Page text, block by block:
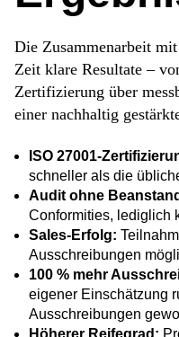
Die Zusammenarbeit
Zeit klare Resultate –
Zertifizierung über
einer nachhaltig
ISO 27001-
schneller als die
Audit ohne
Conformities, lediglich
Sales-Erfolg:
Ausschreibungen
100 % mehr
eigener Einschätzung
Ausschreibungen
Höherer Reifegrad: